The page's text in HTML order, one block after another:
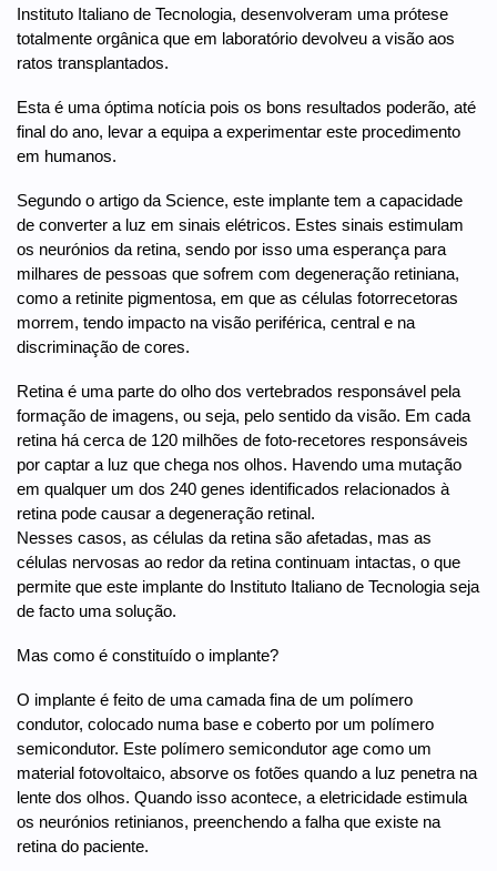
Instituto Italiano de Tecnologia, desenvolveram uma prótese
totalmente orgânica que em laboratório devolveu a visão aos
ratos transplantados.
Esta é uma óptima notícia pois os bons resultados poderão, até
final do ano, levar a equipa a experimentar este procedimento
em humanos.
Segundo o artigo da Science, este implante tem a capacidade
de converter a luz em sinais elétricos. Estes sinais estimulam
os neurónios da retina, sendo por isso uma esperança para
milhares de pessoas que sofrem com degeneração retiniana,
como a retinite pigmentosa, em que as células fotorrecetoras
morrem, tendo impacto na visão periférica, central e na
discriminação de cores.
Retina é uma parte do olho dos vertebrados responsável pela
formação de imagens, ou seja, pelo sentido da visão. Em cada
retina há cerca de 120 milhões de foto-recetores responsáveis
por captar a luz que chega nos olhos. Havendo uma mutação
em qualquer um dos 240 genes identificados relacionados à
retina pode causar a degeneração retinal.
Nesses casos, as células da retina são afetadas, mas as
células nervosas ao redor da retina continuam intactas, o que
permite que este implante do Instituto Italiano de Tecnologia seja
de facto uma solução.
Mas como é constituído o implante?
O implante é feito de uma camada fina de um polímero
condutor, colocado numa base e coberto por um polímero
semicondutor. Este polímero semicondutor age como um
material fotovoltaico, absorve os fotões quando a luz penetra na
lente dos olhos. Quando isso acontece, a eletricidade estimula
os neurónios retinianos, preenchendo a falha que existe na
retina do paciente.